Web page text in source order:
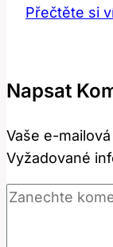
Přečtěte si
Napsat
Vaše e-
Vyžadované